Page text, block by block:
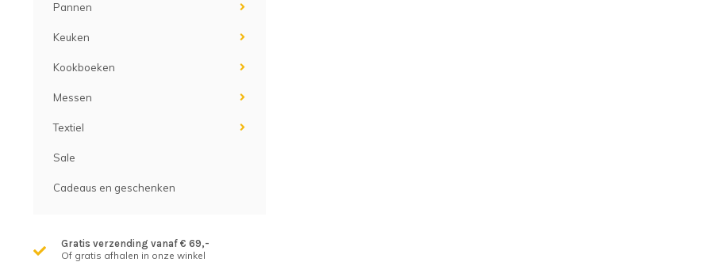
Pannen
Keuken
Kookboeken
Messen
Textiel
Sale
Cadeaus en geschenken
Gratis verzending vanaf € 69,-
Of gratis afhalen in onze winkel